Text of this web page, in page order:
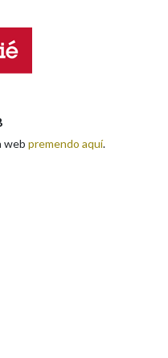
web premendo aquí.